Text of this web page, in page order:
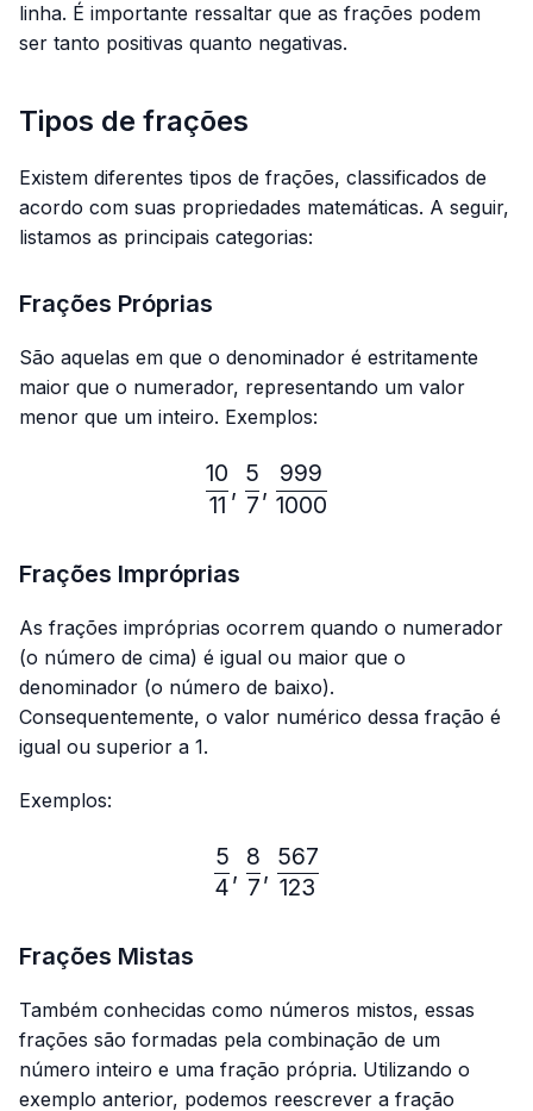
linha. É importante ressaltar que as frações podem
ser tanto positivas quanto negativas.
Tipos de frações
Existem diferentes tipos de frações, classificados de
acordo com suas propriedades matemáticas. A seguir,
listamos as principais categorias:
Frações Próprias
São aquelas em que o denominador é estritamente
maior que o numerador, representando um valor
menor que um inteiro. Exemplos:
11
10
,
7
5
,
1000
999
Frações Impróprias
As frações impróprias ocorrem quando o numerador
(o número de cima) é igual ou maior que o
denominador (o número de baixo).
Consequentemente, o valor numérico dessa fração é
igual ou superior a 1.
Exemplos:
4
5
,
7
8
,
123
567
Frações Mistas
Também conhecidas como números mistos, essas
frações são formadas pela combinação de um
número inteiro e uma fração própria. Utilizando o
exemplo anterior, podemos reescrever a fração